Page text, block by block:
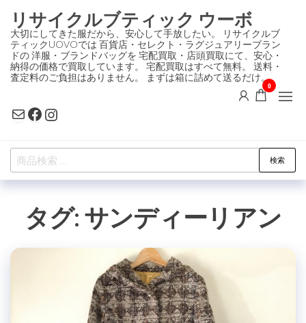
ン
テ
ン
ツ
プ
リサイクルブティック ウーボ
大切にしてきた服だから、安心して手放したい。 リサイクルブ
ティックUOVOでは 百貨店・セレクト・ラグジュアリーブラン
ドの 洋服・ブランドバッグを 宅配買取・店頭買取にて、安心・
納得の価格で買取しています。 宅配買取はすべて無料。 送料・
査定料のご負担はありません。 まずは箱に詰めて送るだけ。
MailFacebook
Instagram
0
検
索
検索
タグ: サンディーリアン